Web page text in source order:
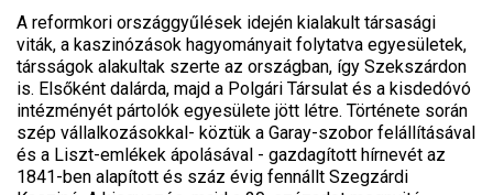
A reformkori országgyűlések idején kialakult társasági
viták, a kaszinózások hagyományait folytatva egyesületek,
társságok alakultak szerte az országban, így Szekszárdon
is. Elsőként dalárda, majd a Polgári Társulat és a kisdedóvó
intézményét pártolók egyesülete jött létre. Története során
szép vállalkozásokkal- köztük a Garay-szobor felállításával
és a Liszt-emlékek ápolásával - gazdagított hírnevét az
1841-ben alapított és száz évig fennállt Szegzárdi